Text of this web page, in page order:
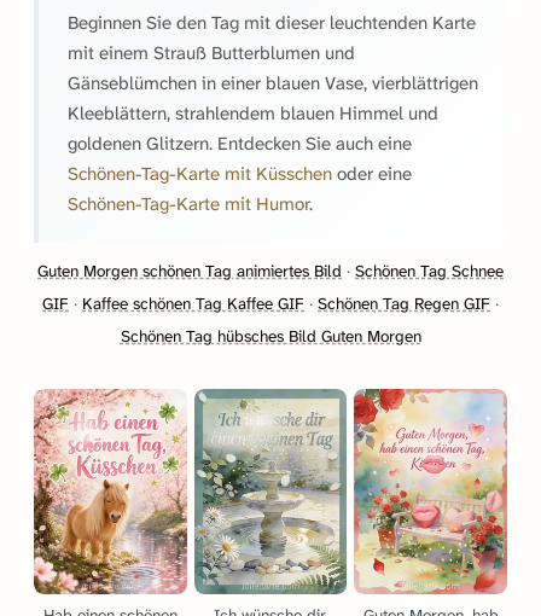
Beginnen Sie den Tag mit dieser leuchtenden Karte
mit einem Strauß Butterblumen und
Gänseblümchen in einer blauen Vase, vierblättrigen
Kleeblättern, strahlendem blauen Himmel und
goldenen Glitzern. Entdecken Sie auch eine
Schönen-Tag-Karte mit Küsschen oder eine
Schönen-Tag-Karte mit Humor.
Guten Morgen schönen Tag animiertes Bild · Schönen Tag Schnee
GIF · Kaffee schönen Tag Kaffee GIF · Schönen Tag Regen GIF ·
Schönen Tag hübsches Bild Guten Morgen